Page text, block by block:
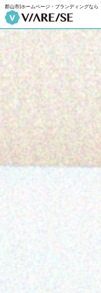
郡山市|ホームページ・ブランディングなら